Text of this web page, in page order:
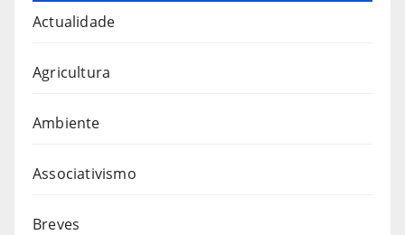
Actualidade
Agricultura
Ambiente
Associativismo
Breves